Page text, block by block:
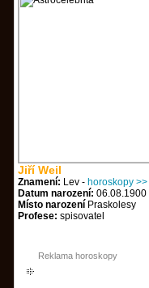
Jiří Weil
Znamení: Lev - horoskopy >>
Datum narození: 06.08.1900
Místo narození Praskolesy
Profese: spisovatel
Reklama horoskopy